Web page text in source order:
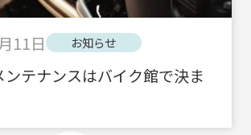
11日 お知らせ
ンテナンスはバイク館で決ま